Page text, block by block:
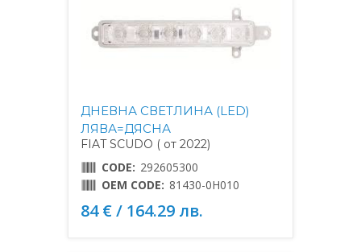
ДНЕВНА СВЕТЛИНА (LED)
ЛЯВА=ДЯСНА
FIAT SCUDO ( от 2022)
CODE: 292605300
OEM CODE: 81430-0H010
84 € / 164.29 лв.